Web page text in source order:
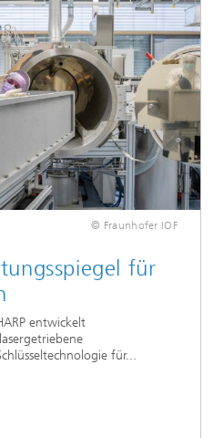
© Fraunhofer IOF
für
entwickelt
für...